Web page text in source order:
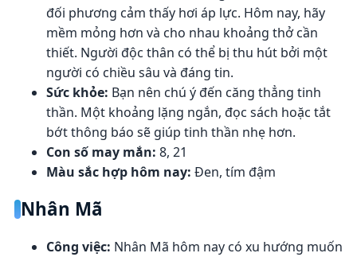
đối phương cảm thấy hơi áp lực. Hôm nay, hãy
mềm mỏng hơn và cho nhau khoảng thở cần
thiết. Người độc thân có thể bị thu hút bởi một
người có chiều sâu và đáng tin.
Sức khỏe: Bạn nên chú ý đến căng thẳng tinh
thần. Một khoảng lặng ngắn, đọc sách hoặc tắt
bớt thông báo sẽ giúp tinh thần nhẹ hơn.
Con số may mắn: 8, 21
Màu sắc hợp hôm nay: Đen, tím đậm
Nhân Mã
Công việc: Nhân Mã hôm nay có xu hướng muốn